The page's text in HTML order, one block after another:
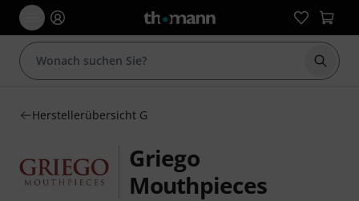
Suche
Herstellerübersicht G
Griego
Mouthpieces